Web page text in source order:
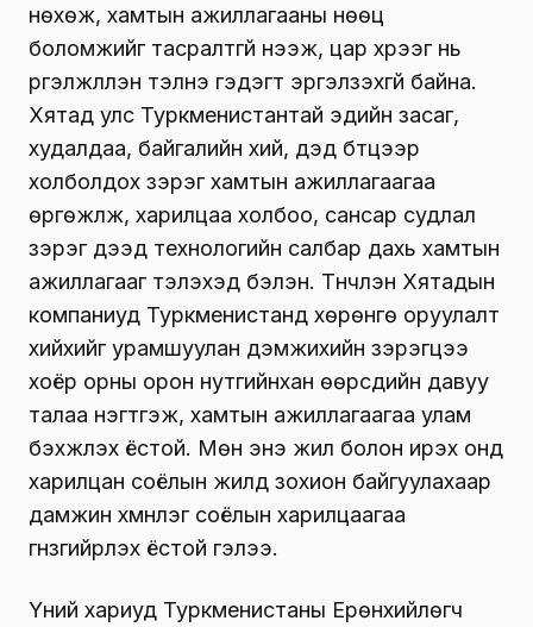
нөхөж, хамтын ажиллагааны нөөц
боломжийг тасралтгүй нээж, цар хүрээг нь
үргэлжлүүлэн тэлнэ гэдэгт эргэлзэхгүй байна.
Хятад улс Туркменистантай эдийн засаг,
худалдаа, байгалийн хий, дэд бүтцээр
холболдох зэрэг хамтын ажиллагаагаа
өргөжүүлж, харилцаа холбоо, сансар судлал
зэрэг дээд технологийн салбар дахь хамтын
ажиллагааг тэлэхэд бэлэн. Түүнчлэн Хятадын
компаниуд Туркменистанд хөрөнгө оруулалт
хийхийг урамшуулан дэмжихийн зэрэгцээ
хоёр орны орон нутгийнхан өөрсдийн давуу
талаа нэгтгэж, хамтын ажиллагаагаа улам
бэхжүүлэх ёстой. Мөн энэ жил болон ирэх онд
харилцан соёлын жилүүд зохион байгуулахаар
дамжин хүмүүнлэг соёлын харилцаагаа
гүнзгийрүүлэх ёстой гэлээ.
Үүний хариуд Туркменистаны Ерөнхийлөгч